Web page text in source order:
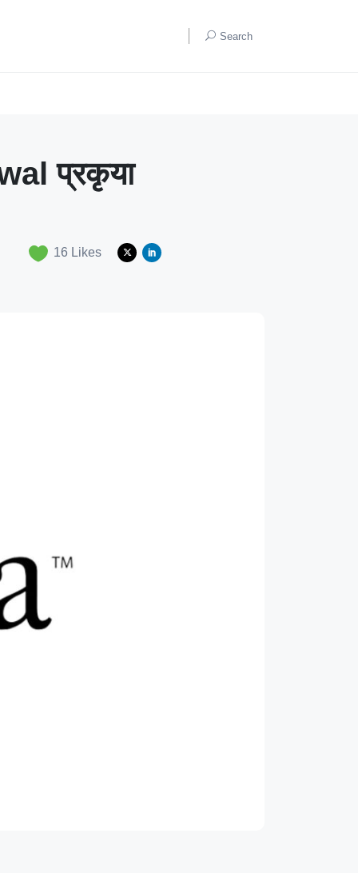
Search
प्रकृया
16 Likes